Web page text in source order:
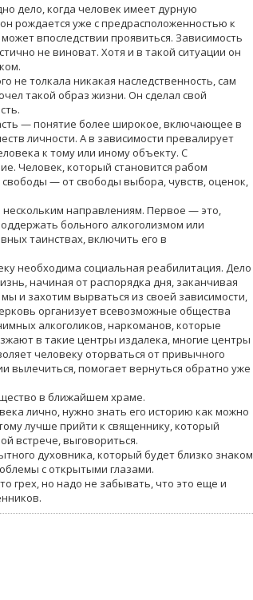
дело, когда человек имеет дурную
рождается уже с предрасположенностью к
впоследствии проявиться. Зависимость
не виноват. Хотя и в такой ситуации он
не толкала никакая наследственность, сам
такой образ жизни. Он сделал свой
— понятие более широкое, включающее в
личности. А в зависимости превалирует
к тому или иному объекту. С
Человек, который становится рабом
свободы — от свободы выбора, чувств, оценок,
направлениям. Первое — это,
больного алкоголизмом или
таинствах, включить его в
необходима социальная реабилитация. Дело
начиная от распорядка дня, заканчивая
и захотим вырваться из своей зависимости,
организует всевозможные общества
алкоголиков, наркоманов, которые
в такие центры издалека, многие центры
человеку оторваться от привычного
вылечиться, помогает вернуться обратно уже
в ближайшем храме.
лично, нужно знать его историю как можно
лучше прийти к священнику, который
встрече, выговориться.
духовника, который будет близко знаком
с открытыми глазами.
грех, но надо не забывать, что это еще и